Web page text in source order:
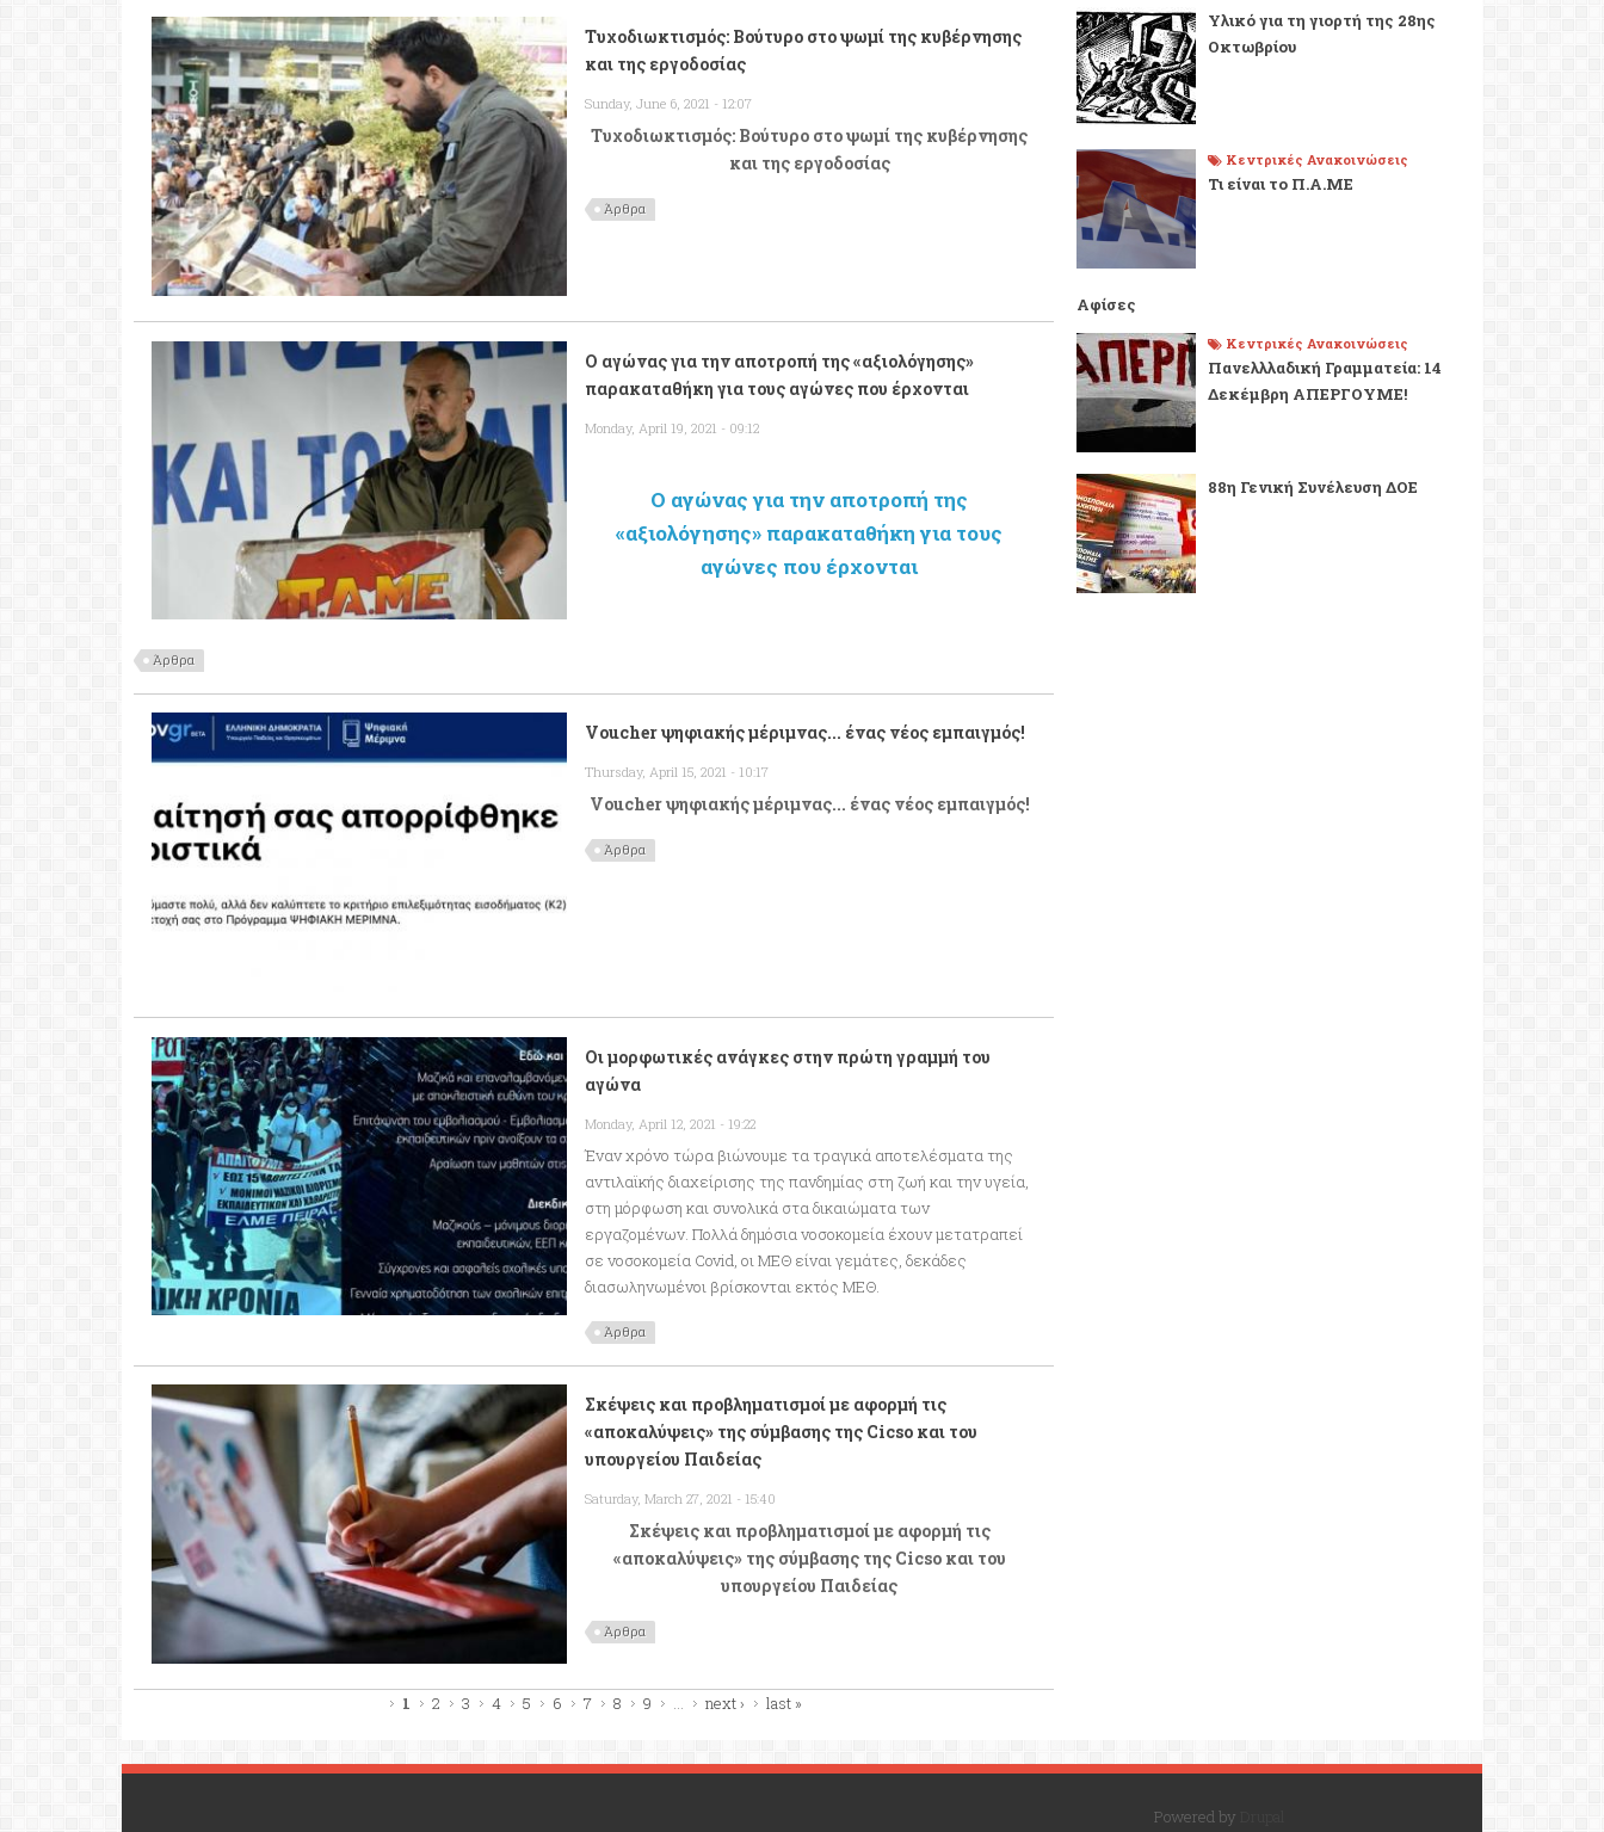
Τυχοδιωκτισμός: Βούτυρο στο ψωμί της κυβέρνησης
και της εργοδοσίας
Sunday, June 6, 2021 - 12:07
Τυχοδιωκτισμός: Βούτυρο στο ψωμί της κυβέρνησης
και της εργοδοσίας
Άρθρα
Ο αγώνας για την αποτροπή της «αξιολόγησης»
παρακαταθήκη για τους αγώνες που έρχονται
Monday, April 19, 2021 - 09:12
Ο αγώνας για την αποτροπή της
«αξιολόγησης» παρακαταθήκη για τους
αγώνες που έρχονται
Άρθρα
Voucher ψηφιακής μέριμνας... ένας νέος εμπαιγμός!
Thursday, April 15, 2021 - 10:17
Voucher ψηφιακής μέριμνας... ένας νέος εμπαιγμός!
Άρθρα
Οι μορφωτικές ανάγκες στην πρώτη γραμμή του
αγώνα
Monday, April 12, 2021 - 19:22
Έναν χρόνο τώρα βιώνουμε τα τραγικά αποτελέσματα της
αντιλαϊκής διαχείρισης της πανδημίας στη ζωή και την υγεία,
στη μόρφωση και συνολικά στα δικαιώματα των
εργαζομένων. Πολλά δημόσια νοσοκομεία έχουν μετατραπεί
σε νοσοκομεία Covid, οι ΜΕΘ είναι γεμάτες, δεκάδες
διασωληνωμένοι βρίσκονται εκτός ΜΕΘ.
Άρθρα
Σκέψεις και προβληματισμοί με αφορμή τις
«αποκαλύψεις» της σύμβασης της Cicso και του
υπουργείου Παιδείας
Saturday, March 27, 2021 - 15:40
Σκέψεις και προβληματισμοί με αφορμή τις
«αποκαλύψεις» της σύμβασης της Cicso και του
υπουργείου Παιδείας
Άρθρα
1 2 3 4 5 6 7 8 9 … next › last »
Υλικό για τη γιορτή της 28ης
Οκτωβρίου
Κεντρικές Ανακοινώσεις
Τι είναι το Π.Α.ΜΕ
Αφίσες
Κεντρικές Ανακοινώσεις
Πανελλλαδική Γραμματεία: 14
Δεκέμβρη ΑΠΕΡΓΟΥΜΕ!
88η Γενική Συνέλευση ΔΟΕ
Powered by